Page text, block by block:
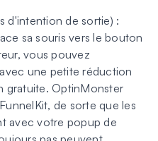
d'intention de sortie) :
sa souris vers le bouton
vous pouvez
une petite réduction
gratuite. OptinMonster
de sorte que les
avec votre popup de